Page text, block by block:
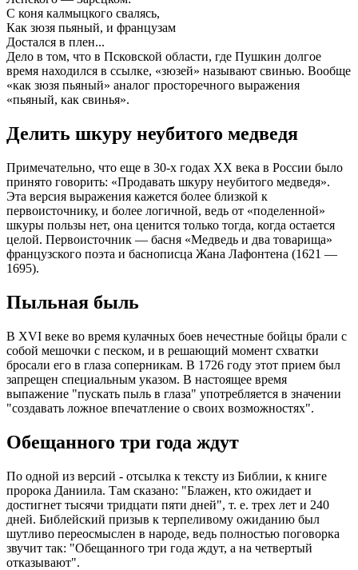
С коня калмыцкого свалясь,
Как зюзя пьяный, и французам
Достался в плен...
Дело в том, что в Псковской области, где Пушкин долгое
время находился в ссылке, «зюзей» называют свинью. Вообще
«как зюзя пьяный» аналог просторечного выражения
«пьяный, как свинья».
Делить шкуру неубитого медведя
Примечательно, что еще в 30-х годах XX века в России было
принято говорить: «Продавать шкуру неубитого медведя».
Эта версия выражения кажется более близкой к
первоисточнику, и более логичной, ведь от «поделенной»
шкуры пользы нет, она ценится только тогда, когда остается
целой. Первоисточник — басня «Медведь и два товарища»
французского поэта и баснописца Жана Лафонтена (1621 —
1695).
Пыльная быль
В XVI веке во время кулачных боев нечестные бойцы брали с
собой мешочки с песком, и в решающий момент схватки
бросали его в глаза соперникам. В 1726 году этот прием был
запрещен специальным указом. В настоящее время
выпажение "пускать пыль в глаза" употребляется в значении
"создавать ложное впечатление о своих возможностях".
Обещанного три года ждут
По одной из версий - отсылка к тексту из Библии, к книге
пророка Даниила. Там сказано: "Блажен, кто ожидает и
достигнет тысячи тридцати пяти дней", т. е. трех лет и 240
дней. Библейский призыв к терпеливому ожиданию был
шутливо переосмыслен в народе, ведь полностью поговорка
звучит так: "Обещанного три года ждут, а на четвертый
отказывают".